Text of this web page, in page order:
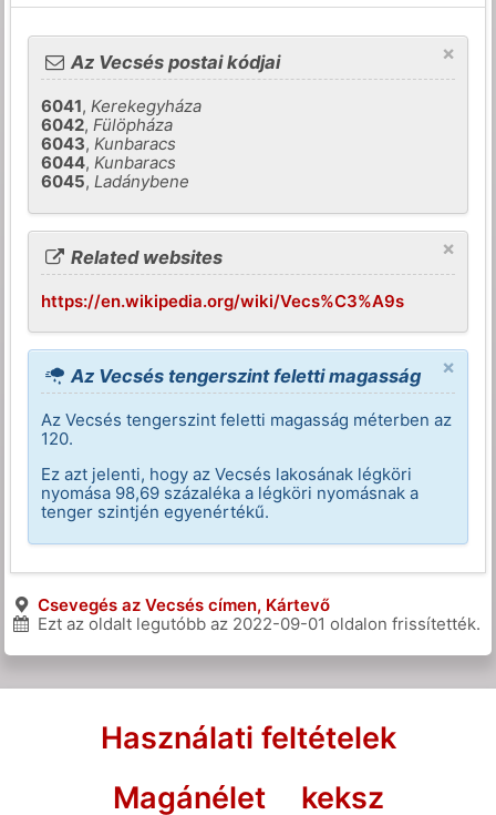
×
Az Vecsés postai kódjai
6041,Kerekegyháza
6042,Fülöpháza
6043,Kunbaracs
6044,Kunbaracs
6045,Ladánybene
×
Related websites
https://en.wikipedia.org/wiki/Vecs%C3%A9s
×
Az Vecsés tengerszint feletti magasság
Az Vecsés tengerszint feletti magasság méterben az
120.
Ez azt jelenti, hogy az Vecsés lakosának légköri
nyomása 98,69 százaléka a légköri nyomásnak a
tenger szintjén egyenértékű.
Csevegés az Vecsés címen, Kártevő
Ezt az oldalt legutóbb az 2022-09-01 oldalon frissítették.
Használati feltételek
Magánélet
keksz